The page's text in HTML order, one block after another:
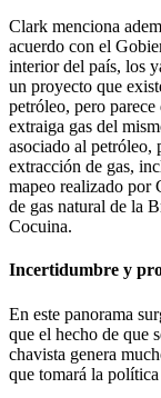
Clark menciona
acuerdo con el
interior del país, los
un proyecto que
petróleo, pero
extraiga gas del
asociado al petróleo,
extracción de gas,
mapeo realizado por
de gas natural de la
Cocuina.
Incertidumbre y
En este panorama
que el hecho de que
chavista genera
que tomará la